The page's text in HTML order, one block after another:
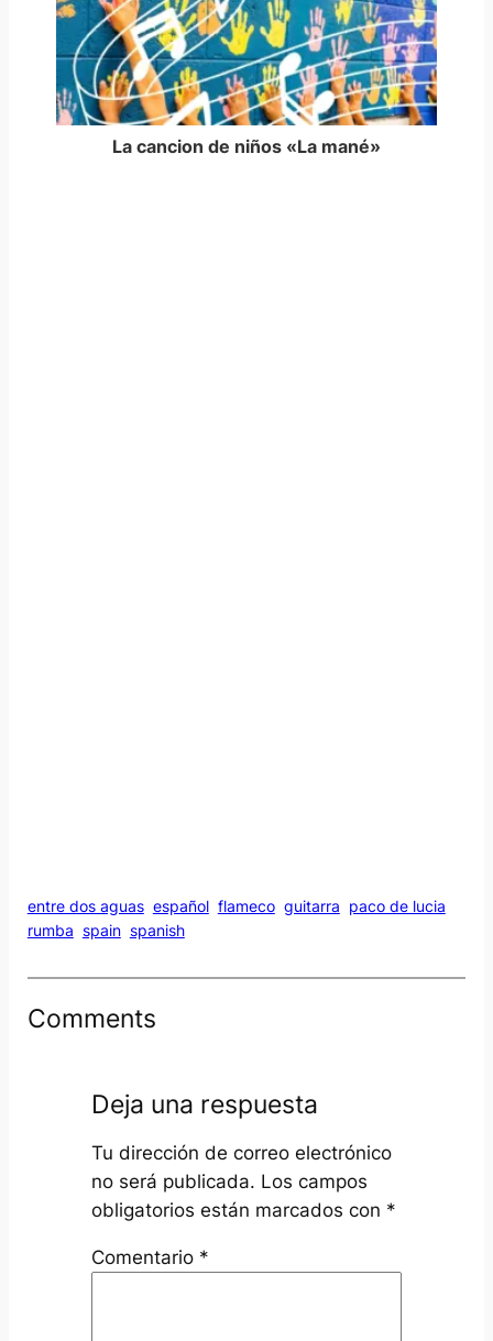
La cancion de niños «La mané»
entre dos aguas español flameco guitarra paco de lucia
rumba spain spanish
Comments
Deja una respuesta
Tu dirección de correo electrónico
no será publicada. Los campos
obligatorios están marcados con *
Comentario *